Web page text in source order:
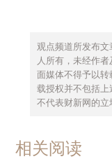
观点频道所发布
人所有，未经作
面媒体不得予以
载授权并不包括上
不代表财新网的立
相关阅读